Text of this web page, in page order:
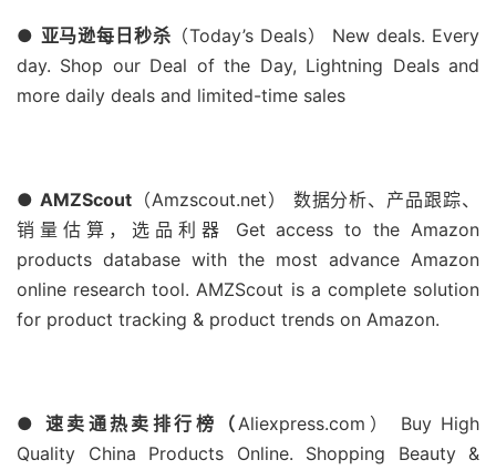
● 亚马逊每日秒杀 （Today’s Deals） New deals. Every
day. Shop our Deal of the Day, Lightning Deals and
more daily deals and limited-time sales
● AMZScout（Amzscout.net）
数据分析、产品跟踪、
销量估算，选品利器 Get access to the Amazon
products database with the most advance Amazon
online research tool. AMZScout is a complete solution
for product tracking & product trends on Amazon.
● 速卖通热卖排行榜（Aliexpress.com） Buy High
Quality China Products Online. Shopping Beauty &